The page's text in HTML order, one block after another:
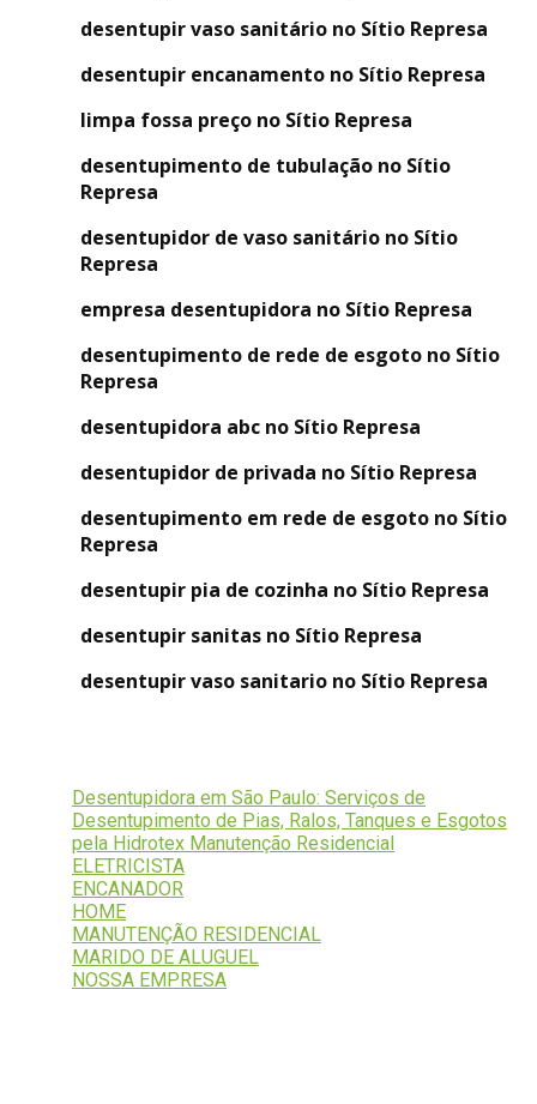
desentupir vaso sanitário no Sítio Represa
desentupir encanamento no Sítio Represa
limpa fossa preço no Sítio Represa
desentupimento de tubulação no Sítio
Represa
desentupidor de vaso sanitário no Sítio
Represa
empresa desentupidora no Sítio Represa
desentupimento de rede de esgoto no Sítio
Represa
desentupidora abc no Sítio Represa
desentupidor de privada no Sítio Represa
desentupimento em rede de esgoto no Sítio
Represa
desentupir pia de cozinha no Sítio Represa
desentupir sanitas no Sítio Represa
desentupir vaso sanitario no Sítio Represa
Desentupidora em São Paulo: Serviços de
Desentupimento de Pias, Ralos, Tanques e Esgotos
pela Hidrotex Manutenção Residencial
ELETRICISTA
ENCANADOR
HOME
MANUTENÇÃO RESIDENCIAL
MARIDO DE ALUGUEL
NOSSA EMPRESA